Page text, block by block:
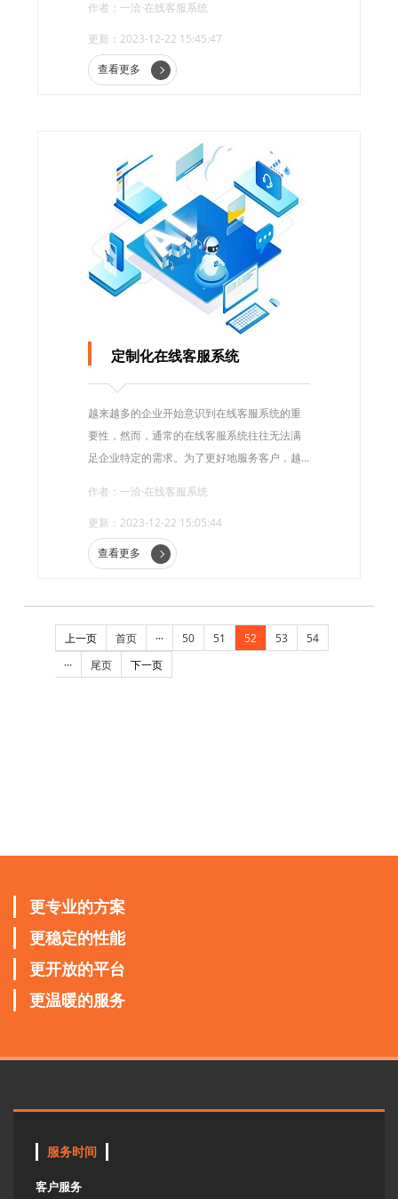
作者：一洽·在线客服系统
更新：2023-12-22 15:45:47
查看更多
定制化在线客服系统
越来越多的企业开始意识到在线客服系统的重
要性，然而，通常的在线客服系统往往无法满
足企业特定的需求。为了更好地服务客户，越
作者：一洽·在线客服系统
更新：2023-12-22 15:05:44
查看更多
上一页 首页 ··· 50 51 52 53
54
···
尾页 下一页
更专业的方案
更稳定的性能
更开放的平台
更温暖的服务
服务时间
客户服务